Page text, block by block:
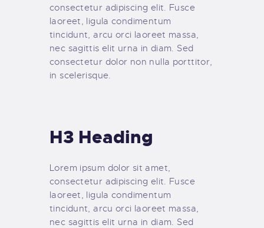
consectetur adipiscing elit. Fusce
laoreet, ligula condimentum
tincidunt, arcu orci laoreet massa,
nec sagittis elit urna in diam. Sed
consectetur dolor non nulla porttitor,
in scelerisque.
H3 Heading
Lorem ipsum dolor sit amet,
consectetur adipiscing elit. Fusce
laoreet, ligula condimentum
tincidunt, arcu orci laoreet massa,
nec sagittis elit urna in diam. Sed